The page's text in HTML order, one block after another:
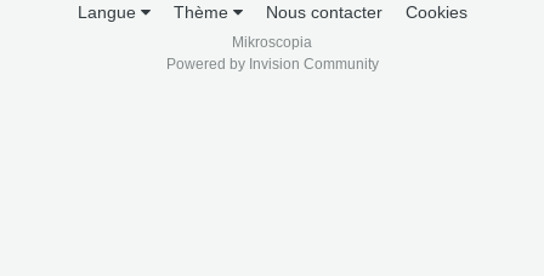
Langue Thème Nous contacter Cookies
Mikroscopia
Powered by Invision Community